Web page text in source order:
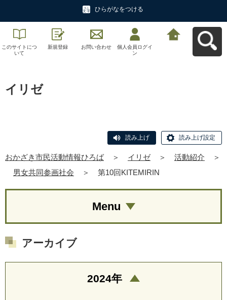
ひらがなをつける
このサイトにつ
いて
新規登録 お問い合わせ
個人会員ログイ
ン
イリゼ
読み上げ 読み上げ設定
おかざき市民活動情報ひろば ＞ イリゼ ＞ 活動紹介
＞
男女共同参画社会
＞ 第10回KITEMIRIN
Menu
アーカイブ
2024年